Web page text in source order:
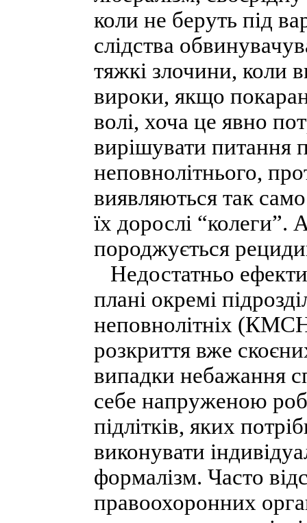
коли не беруть під
слідства
тяжкі злочини, коли
вироки, якщо
волі, хоча це явно
вирішувати питання
неповнолітнього,
виявляються так
їх дорослі
породжується
Недостатньо
плані окремі
неповнолітніх
розкриття вже
випадки небажання
себе напруженою
підлітків, яких
виконувати
формалізм. Часто
правоохоронних